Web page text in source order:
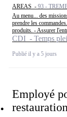
AREAS - 93 -
Au menu... des
prendre les
produits. - Assurer
CDI - Temps
Publié il y a 5 jours
Employé